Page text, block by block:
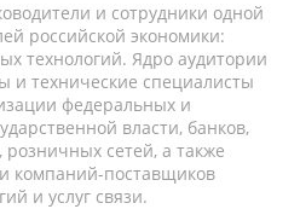
и сотрудники одной
российской экономики:
технологий. Ядро аудитории
и технические специалисты
федеральных и
власти, банков,
сетей, а также
компаний-поставщиков
и услуг связи.